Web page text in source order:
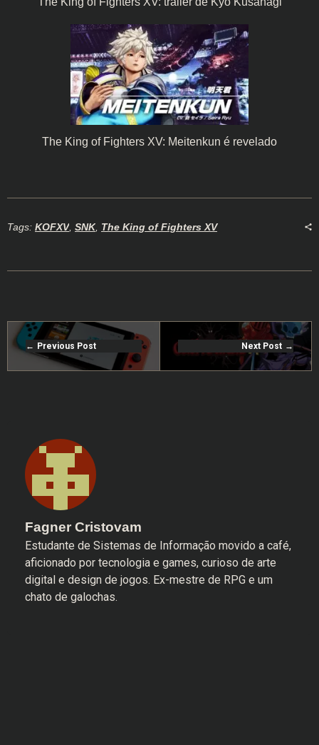
The King of Fighters XV: Meitenkun é revelado
Tags: KOFXV SNK The King of Fighters XV
Previous Post Next Post
Fagner Cristovam
Estudante de Sistemas de Informação movido a café,
aficionado por tecnologia e games, curioso de arte
digital e design de jogos. Ex-mestre de RPG e um
chato de galochas.